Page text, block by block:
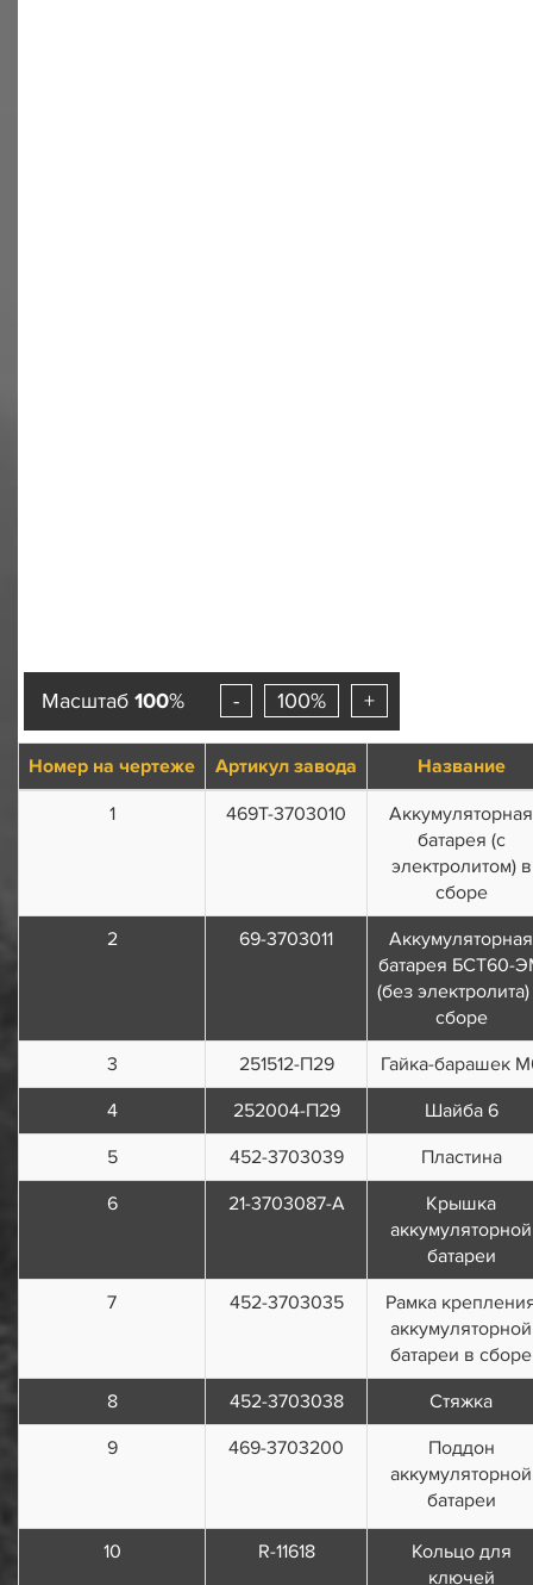
Масштаб 100% - 100% +
Номер на чертеже Артикул завода
Название
1
469Т-3703010
Аккумуляторная
батарея (с
электролитом) в
сборе
2
69-3703011
Аккумуляторная
батарея БСТ60-
(без
сборе
3
251512-П29
Гайка-барашек
4
252004-П29
Шайба 6
5
452-3703039
Пластина
6
21-3703087-А
Крышка
аккумуляторной
батареи
7
452-3703035
Рамка
аккумуляторной
батареи в сборе
8
452-3703038
Стяжка
9
469-3703200
Поддон
аккумуляторной
батареи
10 R-11618
Кольцо для
ключей